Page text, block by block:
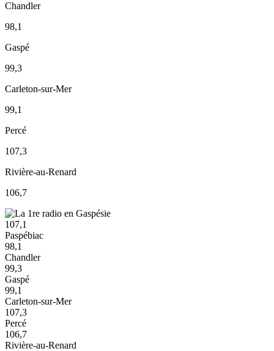
Chandler
98,1
Gaspé
99,3
Carleton-sur-Mer
99,1
Percé
107,3
Rivière-au-Renard
106,7
107,1
Paspébiac
98,1
Chandler
99,3
Gaspé
99,1
Carleton-sur-Mer
107,3
Percé
106,7
Rivière-au-Renard